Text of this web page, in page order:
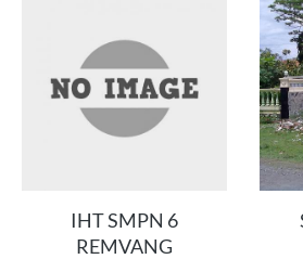
IHT SMPN 6
REMVANG